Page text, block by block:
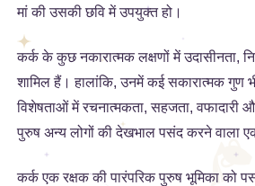
मां की उसकी छवि में उपयुक्त हो।
कर्क के कुछ नकारात्मक लक्षणों में उदासीनता,
शामिल हैं। हालांकि, उनमें कई सकारात्मक गुण
विशेषताओं में रचनात्मकता, सहजता, वफादारी
पुरुष अन्य लोगों की देखभाल पसंद करने वाला
कर्क एक रक्षक की पारंपरिक पुरुष भूमिका को